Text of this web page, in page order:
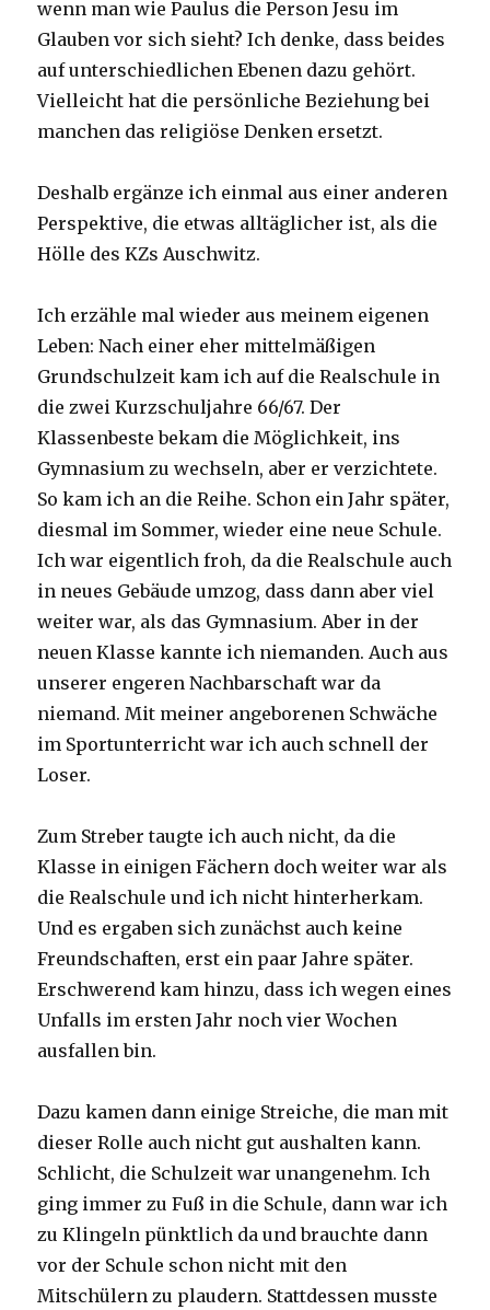
wenn man wie Paulus die Person Jesu im
Glauben vor sich sieht? Ich denke, dass beides
auf unterschiedlichen Ebenen dazu gehört.
Vielleicht hat die persönliche Beziehung bei
manchen das religiöse Denken ersetzt.
Deshalb ergänze ich einmal aus einer anderen
Perspektive, die etwas alltäglicher ist, als die
Hölle des KZs Auschwitz.
Ich erzähle mal wieder aus meinem eigenen
Leben: Nach einer eher mittelmäßigen
Grundschulzeit kam ich auf die Realschule in
die zwei Kurzschuljahre 66/67. Der
Klassenbeste bekam die Möglichkeit, ins
Gymnasium zu wechseln, aber er verzichtete.
So kam ich an die Reihe. Schon ein Jahr später,
diesmal im Sommer, wieder eine neue Schule.
Ich war eigentlich froh, da die Realschule auch
in neues Gebäude umzog, dass dann aber viel
weiter war, als das Gymnasium. Aber in der
neuen Klasse kannte ich niemanden. Auch aus
unserer engeren Nachbarschaft war da
niemand. Mit meiner angeborenen Schwäche
im Sportunterricht war ich auch schnell der
Loser.
Zum Streber taugte ich auch nicht, da die
Klasse in einigen Fächern doch weiter war als
die Realschule und ich nicht hinterherkam.
Und es ergaben sich zunächst auch keine
Freundschaften, erst ein paar Jahre später.
Erschwerend kam hinzu, dass ich wegen eines
Unfalls im ersten Jahr noch vier Wochen
ausfallen bin.
Dazu kamen dann einige Streiche, die man mit
dieser Rolle auch nicht gut aushalten kann.
Schlicht, die Schulzeit war unangenehm. Ich
ging immer zu Fuß in die Schule, dann war ich
zu Klingeln pünktlich da und brauchte dann
vor der Schule schon nicht mit den
Mitschülern zu plaudern. Stattdessen musste